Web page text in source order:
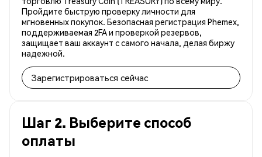
Пройдите быструю проверку личности для
мгновенных покупок. Безопасная регистрация Phemex,
поддерживаемая 2FA и проверкой резервов,
защищает ваш аккаунт с самого начала, делая биржу
надежной.
Зарегистрироваться сейчас
Шаг 2. Выберите способ
оплаты